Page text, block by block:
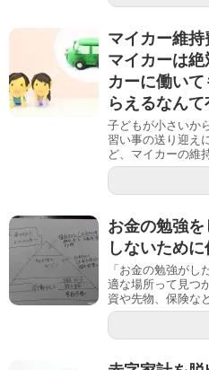
マイカー維持
マイカーは
カーに働い
らえるなん
子どもが小さいか
習い事の送り迎え
ど、マイカーの維
お金の勉強
しないため
「お金の勉強が
適な場所って見つ
資や先物、保険な